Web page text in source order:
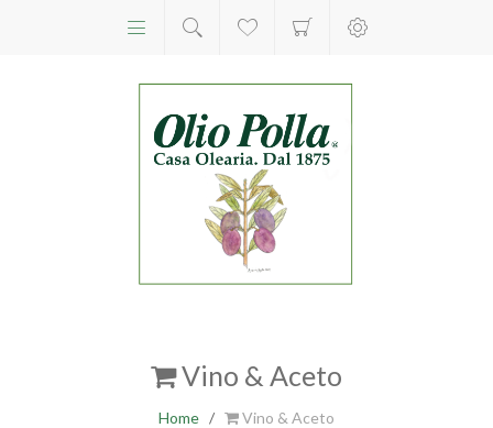
Vino & Aceto
Home / Vino & Aceto